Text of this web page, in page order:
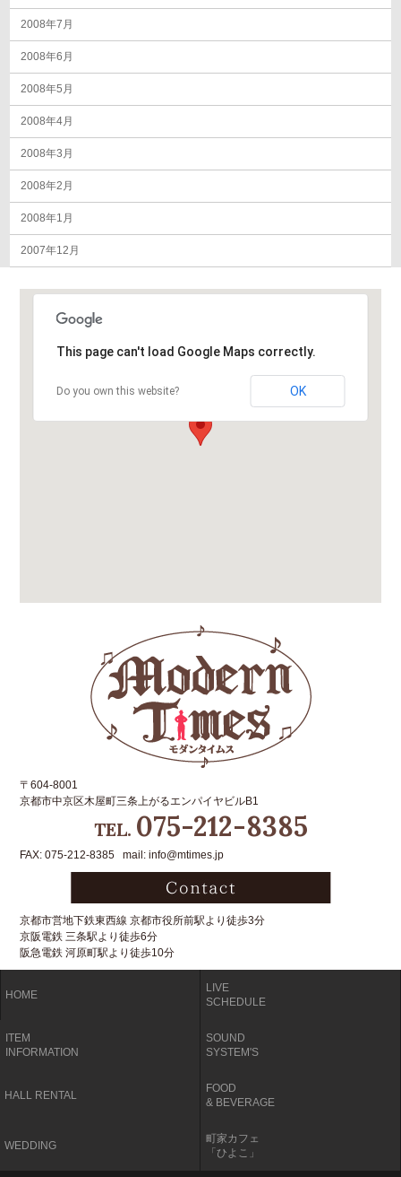
2008年7月
2008年6月
2008年5月
2008年4月
2008年3月
2008年2月
2008年1月
2007年12月
This page can't load Google Maps correctly.
Do you own this website? OK
〒604-8001
京都市中京区木屋町三条上がるエンパイヤビルB1
TEL. 075-212-8385
FAX: 075-212-8385 mail: info@mtimes.jp
京都市営地下鉄東西線 京都市役所前駅より徒歩3分
京阪電鉄 三条駅より徒歩6分
阪急電鉄 河原町駅より徒歩10分
HOME
LIVE
SCHEDULE
ITEM
INFORMATION
SOUND
SYSTEM'S
HALL RENTAL
FOOD
& BEVERAGE
WEDDING
町家カフェ
「ひよこ」